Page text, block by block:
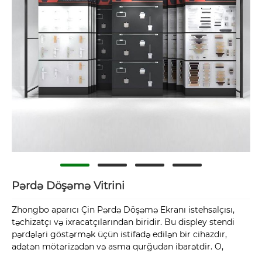
Pərdə Döşəmə Vitrini
Zhongbo aparıcı Çin Pərdə Döşəmə Ekranı istehsalçısı,
təchizatçı və ixracatçılarından biridir. Bu displey stendi
pərdələri göstərmək üçün istifadə edilən bir cihazdır,
adətən mötərizədən və asma qurğudan ibarətdir. O,